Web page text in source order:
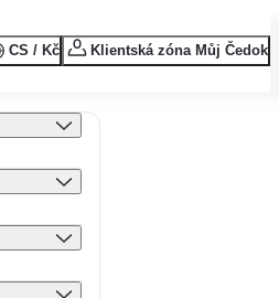
CS / Kč Klientská zóna Můj Čedok